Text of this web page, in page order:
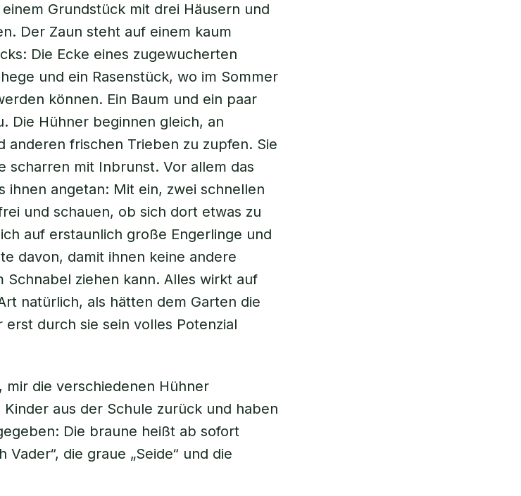
Grundstück mit drei Häusern und
Der Zaun steht auf einem kaum
Die Ecke eines zugewucherten
und ein Rasenstück, wo im Sommer
können. Ein Baum und ein paar
Die Hühner beginnen gleich, an
anderen frischen Trieben zu zupfen. Sie
scharren mit Inbrunst. Vor allem das
ihnen angetan: Mit ein, zwei schnellen
und schauen, ob sich dort etwas zu
auf erstaunlich große Engerlinge und
davon, damit ihnen keine andere
Schnabel ziehen kann. Alles wirkt auf
natürlich, als hätten dem Garten die
durch sie sein volles Potenzial
die verschiedenen Hühner
aus der Schule zurück und haben
Die braune heißt ab sofort
Vader“, die graue „Seide“ und die